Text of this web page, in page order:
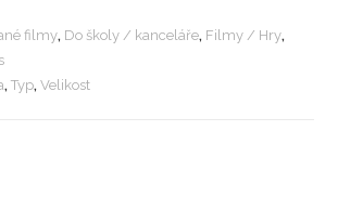
filmy, Do školy / kanceláře, Filmy / Hry,
,Typ,Velikost